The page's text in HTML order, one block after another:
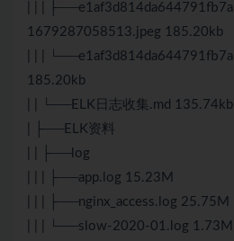
| | |
1679287058513.jpeg 185.20kb
| | |
185.20kb
| | └──ELK日志收集.md 135.74kb
| ├──ELK资料
| | ├──log
| | | ├──app.log 15.23M
| | | ├──nginx_access.log 25.75M
| | | └──slow-2020-01.log 1.73M